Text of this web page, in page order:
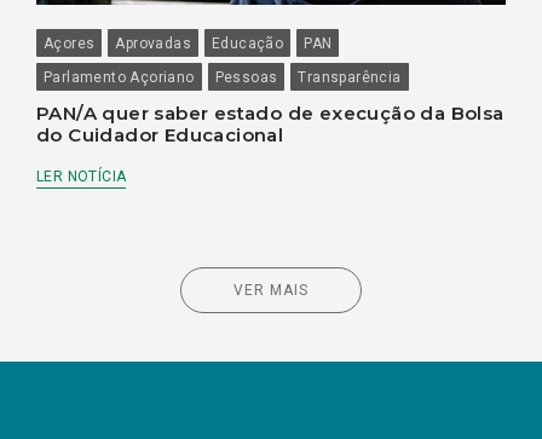
Açores Aprovadas Educação
PAN
Parlamento Açoriano
Pessoas Transparência
PAN/A quer saber estado de execução da Bolsa
do Cuidador Educacional
LER NOTÍCIA
VER MAIS